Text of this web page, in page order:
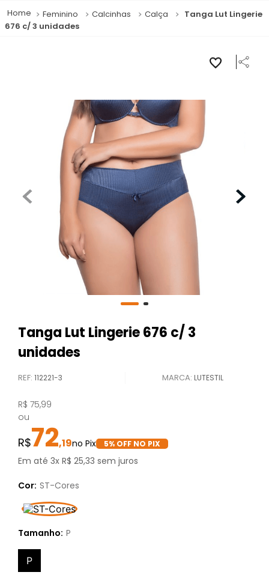
Feminino Calcinhas Calça
Tanga Lut Lingerie
676 c/ 3 unidades
Tanga Lut Lingerie 676 c/ 3
unidades
REF:112221-3 LUTESTIL
R$ 75,99
ou
72,19 5% OFF NO PIX
Em até3xR$ 25,33 sem juros
Cor: ST-Cores
Tamanho: P
P